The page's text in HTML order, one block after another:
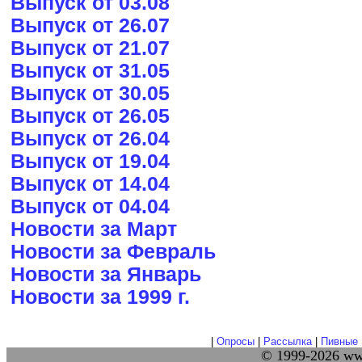
Выпуск от 26.07
Выпуск от 21.07
Выпуск от 31.05
Выпуск от 30.05
Выпуск от 26.05
Выпуск от 26.04
Выпуск от 19.04
Выпуск от 14.04
Выпуск от 04.04
Новости за Март
Новости за Февраль
Новости за Январь
Новости за 1999 г.
Опросы| Рассылка| Пивные
© 1999-2026